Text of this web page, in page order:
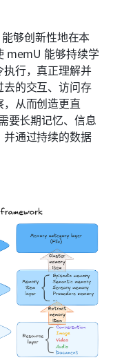
够创新性地在本
memU 能够持续学
行，真正理解并
的交互、访问存
从而创造更直
要长期记忆、信息
通过持续的数据